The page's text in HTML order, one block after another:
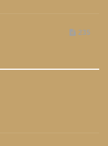
235